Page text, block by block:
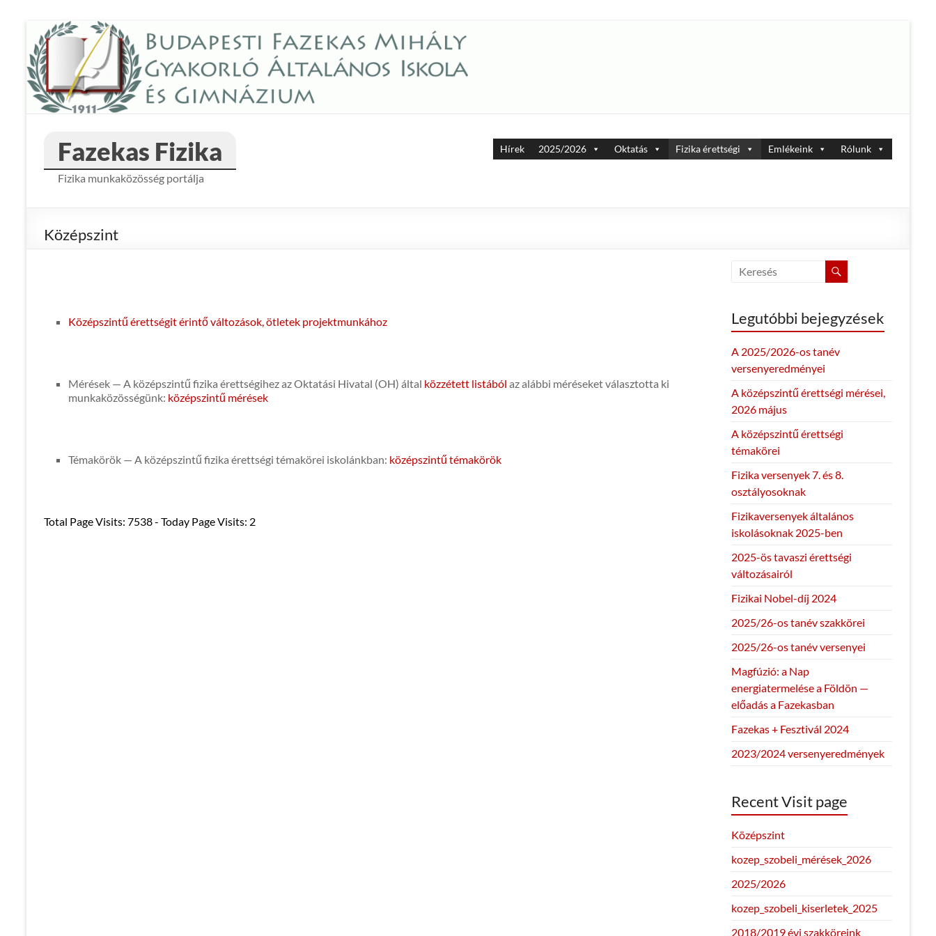
to
content
Fazekas Fizika
Fizika munkaközösség portálja
Hírek 2025/2026 Oktatás Fizika érettségi Emlékeink Rólunk
Középszint
Középszintű érettségit érintő változások, ötletek projektmunkához
Mérések — A középszintű fizika érettségihez az Oktatási Hivatal (OH) által közzétett listából az alábbi méréseket választotta ki
munkaközösségünk: középszintű mérések
Témakörök — A középszintű fizika érettségi témakörei iskolánkban: középszintű témakörök
Total Page Visits: 7538 - Today Page Visits: 2
Legutóbbi bejegyzések
A 2025/2026-os tanév
versenyeredményei
A középszintű érettségi mérései,
2026 május
A középszintű érettségi
témakörei
Fizika versenyek 7. és 8.
osztályosoknak
Fizikaversenyek általános
iskolásoknak 2025-ben
2025-ös tavaszi érettségi
változásairól
Fizikai Nobel-díj 2024
2025/26-os tanév szakkörei
2025/26-os tanév versenyei
Magfúzió: a Nap
energiatermelése a Földön —
előadás a Fazekasban
Fazekas + Fesztivál 2024
2023/2024 versenyeredmények
Recent Visit page
Középszint
kozep_szobeli_mérések_2026
2025/2026
kozep_szobeli_kiserletek_2025
2018/2019 évi szakköreink